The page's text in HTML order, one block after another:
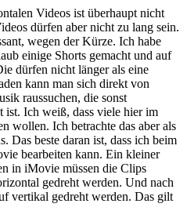
Videos ist überhaupt nicht
dürfen aber nicht zu lang sein.
wegen der Kürze. Ich habe
einige Shorts gemacht und auf
dürfen nicht länger als eine
kann man sich direkt von
raussuchen, die sonst
ist. Ich weiß, dass viele hier im
wollen. Ich betrachte das aber als
Das beste daran ist, dass ich beim
bearbeiten kann. Ein kleiner
in iMovie müssen die Clips
gedreht werden. Und nach
vertikal gedreht werden. Das gilt